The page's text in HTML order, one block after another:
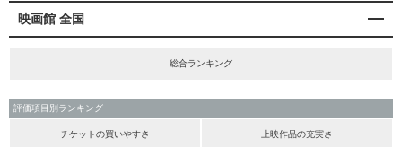
映画館 全国
総合ランキング
評価項目別ランキング
チケットの買いやすさ 上映作品の充実さ